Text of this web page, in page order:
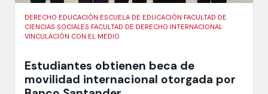
DERECHO EDUCACIÓN ESCUELA DE EDUCACIÓN FACULTAD DE
CIENCIAS SOCIALES FACULTAD DE DERECHO INTERNACIONAL
VINCULACIÓN CON EL MEDIO
Estudiantes obtienen beca de
movilidad internacional otorgada por